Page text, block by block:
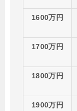
1600万円
1700万円
1800万円
1900万円